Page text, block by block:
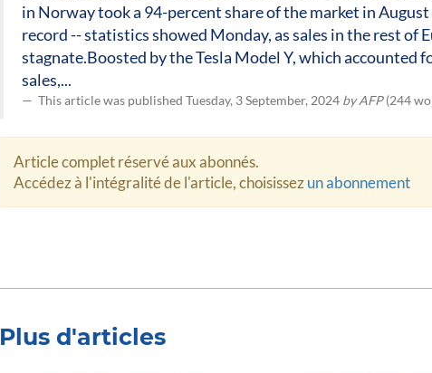
in Norway took a 94-percent share of the market in
record -- statistics showed Monday, as sales in the rest of
stagnate.Boosted by the Tesla Model Y, which accounted
sales,...
This article was published Tuesday, 3 September, 2024 by AFP(244
Article complet réservé aux abonnés.
Accédez à l'intégralité de l'article, choisissezun abonnement
Plus d'articles